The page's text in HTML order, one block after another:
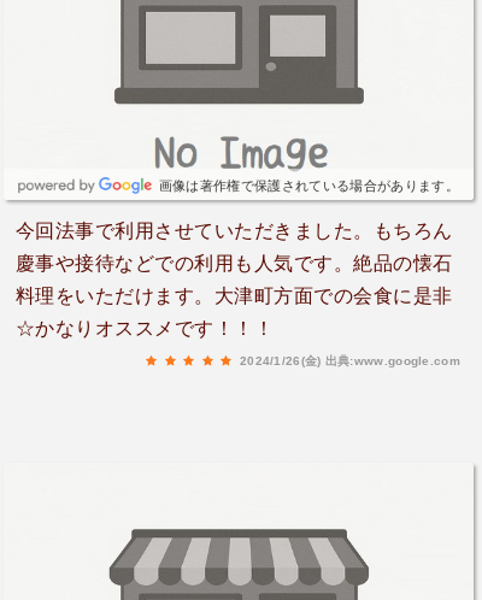
画像は著作権で保護されている場合があります。
今回法事で利用させていただきました。もちろん
慶事や接待などでの利用も人気です。絶品の懐石
料理をいただけます。大津町方面での会食に是非
☆かなりオススメです！！！
2024/1/26(金) 出典:www.google.com